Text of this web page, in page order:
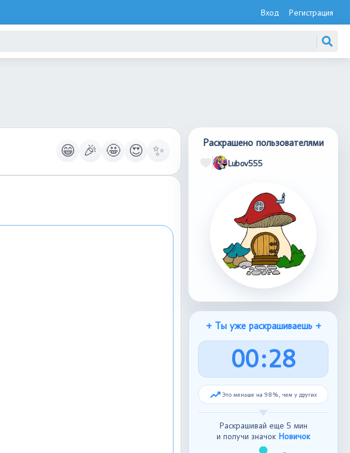
Вход Регистрация
😁 🎉 🤩 😍 ✨ Раскрашено пользователями
Lubov555
+ Ты уже раскрашиваешь +
00:29
Это меньше на 98%, чем у других
Раскрашивай еще 5 мин
и получи значок Новичок